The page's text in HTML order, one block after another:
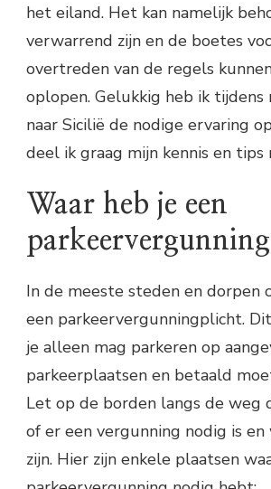
het eiland. Het kan namelijk
verwarrend zijn en de boetes
overtreden van de regels
oplopen. Gelukkig heb ik tijdens
naar Sicilië de nodige ervaring
deel ik graag mijn kennis en tips
Waar heb je een
In de meeste steden en dorpen
een parkeervergunningplicht.
je alleen mag parkeren op
parkeerplaatsen en betaald
Let op de borden langs de weg
of er een vergunning nodig is
zijn. Hier zijn enkele plaatsen